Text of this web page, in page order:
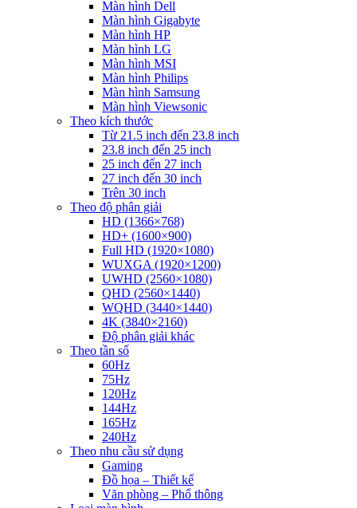
Màn hình Dell
Màn hình Gigabyte
Màn hình HP
Màn hình LG
Màn hình MSI
Màn hình Philips
Màn hình Samsung
Màn hình Viewsonic
Theo kích thước
Từ 21.5 inch đến 23.8 inch
23.8 inch đến 25 inch
25 inch đến 27 inch
27 inch đến 30 inch
Trên 30 inch
Theo độ phân giải
HD (1366×768)
HD+ (1600×900)
Full HD (1920×1080)
WUXGA (1920×1200)
UWHD (2560×1080)
QHD (2560×1440)
WQHD (3440×1440)
4K (3840×2160)
Độ phân giải khác
Theo tần số
60Hz
75Hz
120Hz
144Hz
165Hz
240Hz
Theo nhu cầu sử dụng
Gaming
Đồ họa – Thiết kế
Văn phòng – Phổ thông